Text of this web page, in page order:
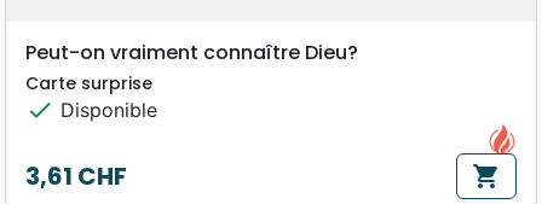
Peut-on vraiment connaître Dieu?
Carte surprise
check Disponible
Prix
3,61 CHF shopping_cart